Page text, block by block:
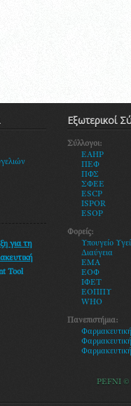
για τη
Tool
Εξωτερικοί
Σύλλογοι:
EAHP
ΠΕΦ
ΠΦΣ
ΣΦΕΕ
ESCP
ISPOR
ESOP
Φορείς:
Υπουγείο
Διαύγεια
ΕΜΑ
ΕΟΦ
ΙΦΕΤ
ΕΟΠΠΥ
WHO
Πανεπιστήμια:
Φ
PEFNI ©